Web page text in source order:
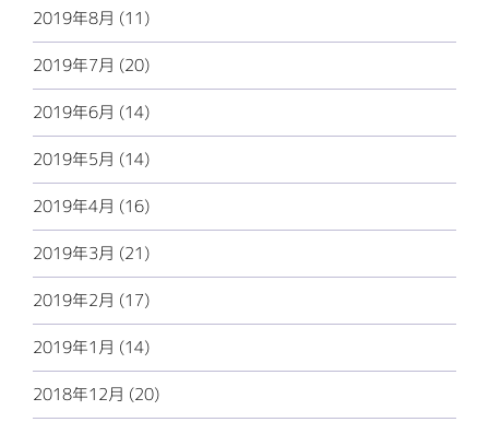
2019年8月 (11)
2019年7月 (20)
2019年6月 (14)
2019年5月 (14)
2019年4月 (16)
2019年3月 (21)
2019年2月 (17)
2019年1月 (14)
2018年12月 (20)